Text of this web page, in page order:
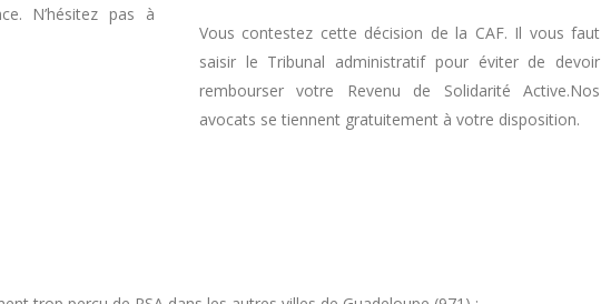
N’hésitez pas à
Vous contestez cette décision de la CAF. Il vous faut
saisir le Tribunal administratif pour éviter de devoir
rembourser votre Revenu de Solidarité Active.Nos
avocats se tiennent gratuitement à votre disposition.